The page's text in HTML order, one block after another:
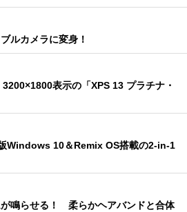
ルカメラに変身！
表示の「XPS 13 プラチナ・
Windows 10＆Remix OS搭載の2-in-1
鳴らせる！ 柔らかヘアバンドと合体